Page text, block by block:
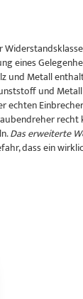
eines
und Metall
und
recht
Das erweiterte
dass ein